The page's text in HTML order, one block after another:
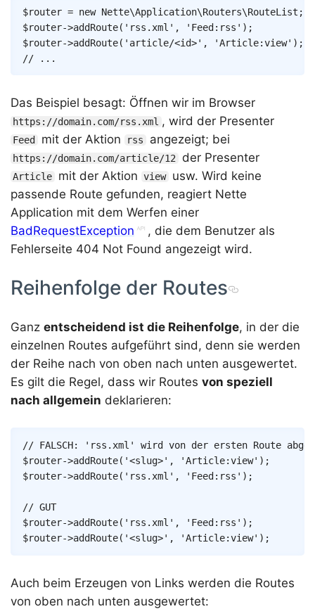
$router = new Nette\Application\Routers\RouteList ;
$router->addRoute( 'rss.xml' , 'Feed:rss' ) ;
$router->addRoute( 'article/<id>' , 'Article:view' ) ;
// ...
Copy
Das Beispiel besagt: Öffnen wir im Browser
https://domain.com/rss.xml , wird der Presenter
Feed mit der Aktion rss angezeigt; bei
https://domain.com/article/12 der Presenter
Article mit der Aktion view
usw. Wird keine
passende Route gefunden, reagiert Nette
Application mit dem Werfen einer
BadRequestException
, die dem Benutzer als
Fehlerseite 404 Not Found angezeigt wird.
Reihenfolge der Routes
Ganz entscheidend ist die Reihenfolge, in der die
einzelnen Routes aufgeführt sind, denn sie werden
der Reihe nach von oben nach unten ausgewertet.
Es gilt die Regel, dass wir Routes von speziell
nach allgemein deklarieren:
// FALSCH: 'rss.xml' wird von der ersten Route
$router->addRoute( '<slug>' , 'Article:view' ) ;
$router->addRoute( 'rss.xml' , 'Feed:rss' ) ;
// GUT
$router->addRoute( 'rss.xml' , 'Feed:rss' ) ;
$router->addRoute( '<slug>' , 'Article:view' ) ;
Copy
Auch beim Erzeugen von Links werden die Routes
von oben nach unten ausgewertet: